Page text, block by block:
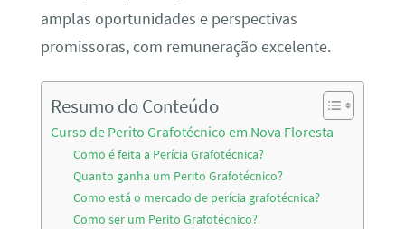
amplas oportunidades e perspectivas
promissoras, com remuneração excelente.
Resumo do Conteúdo
Curso de Perito Grafotécnico em Nova Floresta
Como é feita a Perícia Grafotécnica?
Quanto ganha um Perito Grafotécnico?
Como está o mercado de perícia grafotécnica?
Como ser um Perito Grafotécnico?